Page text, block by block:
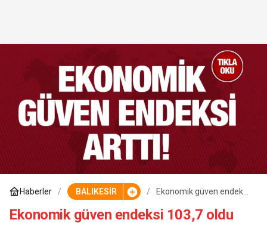
Haberler BALIKESİR
Ekonomik güven endeksi
Ekonomik güven endeksi 103,7 oldu